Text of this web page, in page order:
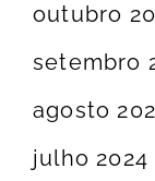
outubro
setembro
agosto
julho 2024